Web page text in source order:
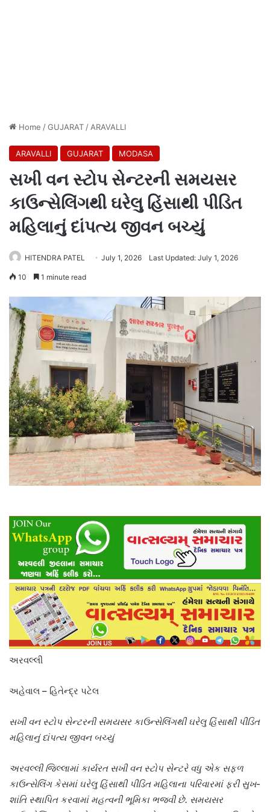
Home /GUJARAT / ARAVALLI
ARAVALLI GUJARAT MODASA
સખી વન સ્ટોપ સેન્ટરની સમયસર
કાઉન્સેલિંગથી ઘરેલુ હિંસાથી પીડિત
મહિલાનું દાંપત્ય જીવન બચ્યું
HITENDRA PATEL July 1, 2026 Last Updated: July 1, 2026
10 1 minute read
અરવલ્લી
અહેવાલ – હિતેન્દ્ર પટેલ
સખી વન સ્ટોપ સેન્ટરની સમયસર કાઉન્સેલિંગથી ઘરેલુ હિંસાથી પીડિત
મહિલાનું દાંપત્ય જીવન બચ્યું
અરવલ્લી જિલ્લામાં કાર્યરત સખી વન સ્ટોપ સેન્ટરે વધુ એક સફળ
કાઉન્સેલિંગ કેસમાં ઘરેલુ હિંસાથી પીડિત મહિલાના પરિવારમાં ફરી સુખ-
શાંતિ સ્થાપિત કરવામાં મહત્વની ભૂમિકા ભજવી છે. સમયસર